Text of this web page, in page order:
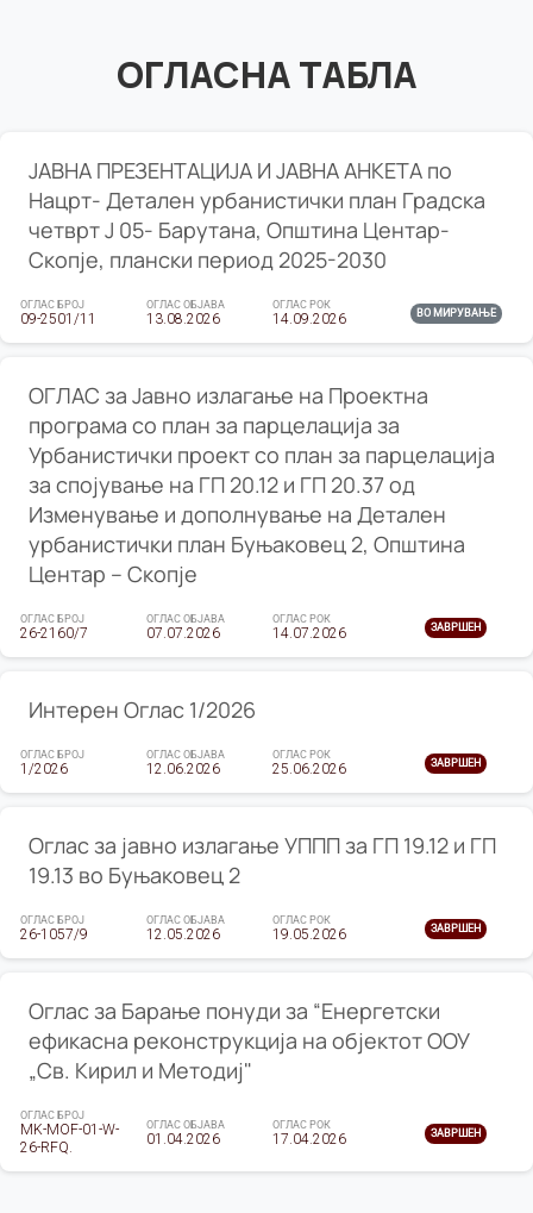
ОГЛАСНА ТАБЛА
ЈАВНА ПРЕЗЕНТАЦИЈА И ЈАВНА АНКЕТА по
Нацрт- Детален урбанистички план Градска
четврт Ј 05- Барутана, Општина Центар-
Скопје, плански период 2025-2030
ОГЛАС БРОЈ
09-2501/11
ОГЛАС ОБЈАВА
13.08.2026
ОГЛАС РОК
14.09.2026 ВО МИРУВАЊЕ
ОГЛАС за Јавно излагање на Проектна
програма со план за парцелација за
Урбанистички проект со план за парцелација
за спојување на ГП 20.12 и ГП 20.37 од
Изменување и дополнување на Детален
урбанистички план Буњаковец 2, Општина
Центар – Скопје
ОГЛАС БРОЈ
26-2160/7
ОГЛАС ОБЈАВА
07.07.2026
ОГЛАС РОК
14.07.2026 ЗАВРШЕН
Интерен Оглас 1/2026
ОГЛАС БРОЈ
1/2026
ОГЛАС ОБЈАВА
12.06.2026
ОГЛАС РОК
25.06.2026 ЗАВРШЕН
Оглас за јавно излагање УППП за ГП 19.12 и ГП
19.13 во Буњаковец 2
ОГЛАС БРОЈ
26-1057/9
ОГЛАС ОБЈАВА
12.05.2026
ОГЛАС РОК
19.05.2026 ЗАВРШЕН
Оглас за Барање понуди за “Енергетски
ефикасна реконструкција на објектот ООУ
„Св. Кирил и Методиј"
ОГЛАС БРОЈ
MK-MOF-01-W-
26-RFQ.
ОГЛАС ОБЈАВА
01.04.2026
ОГЛАС РОК
17.04.2026 ЗАВРШЕН